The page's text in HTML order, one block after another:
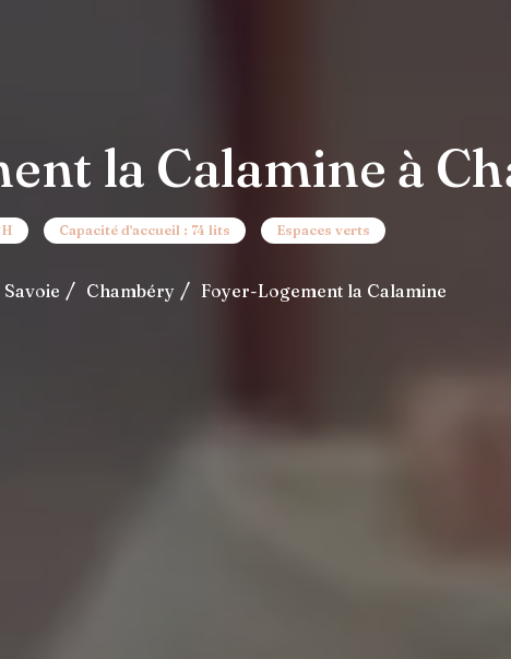
la Calamine à
Capacité d'accueil : 74 lits Espaces verts
Savoie Chambéry Foyer-Logement la Calamine